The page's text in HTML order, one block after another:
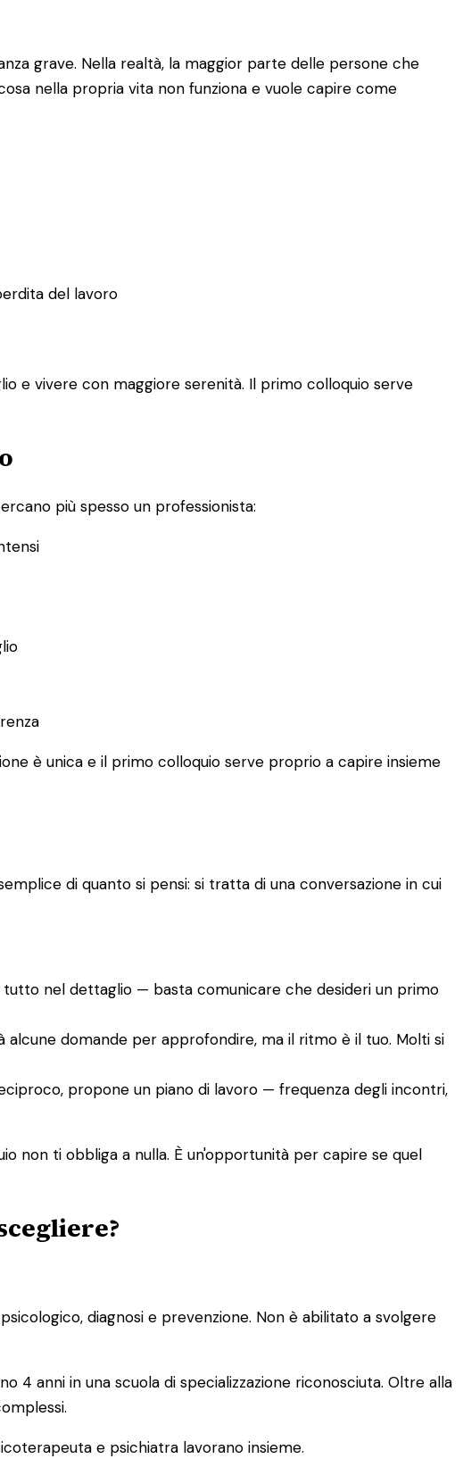
grave. Nella realtà, la maggior parte delle persone che
nella propria vita non funziona e vuole capire come
del lavoro
e vivere con maggiore serenità. Il primo colloquio serve
più spesso un professionista:
è unica e il primo colloquio serve proprio a capire insieme
di quanto si pensi: si tratta di una conversazione in cui
tutto nel dettaglio — basta comunicare che desideri un primo
domande per approfondire, ma il ritmo è il tuo. Molti si
propone un piano di lavoro — frequenza degli incontri,
non ti obbliga a nulla. È un'opportunità per capire se quel
diagnosi e prevenzione. Non è abilitato a svolgere
4 anni in una scuola di specializzazione riconosciuta. Oltre alla
e psichiatra lavorano insieme.